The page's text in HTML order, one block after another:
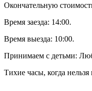
Окончательную
Время заезда: 14:00.
Время выезда: 10:00.
Принимаем с детьми:
Тихие часы, когда